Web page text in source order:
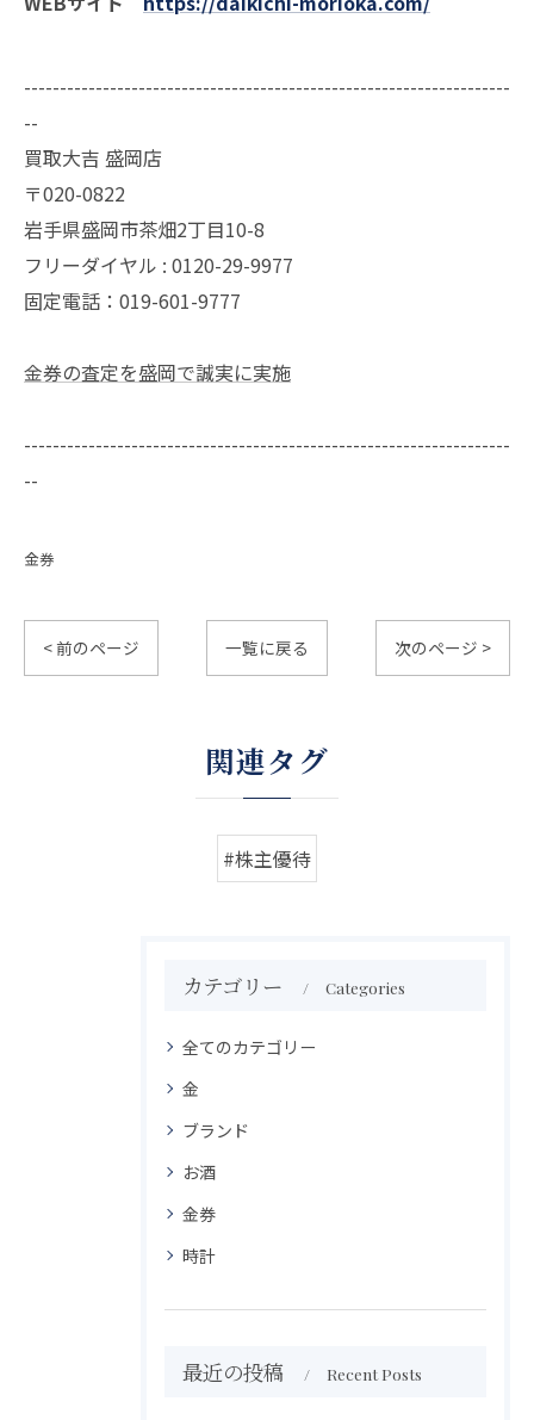
--------------------------------------------------------------------
--
買取大吉 盛岡店
〒020-0822
岩手県盛岡市茶畑2丁目10-8
フリーダイヤル : 0120-29-9977
固定電話：019-601-9777
金券の査定を盛岡で誠実に実施
--------------------------------------------------------------------
--
金券
< 前のページ 一覧に戻る 次のページ >
関連タグ
#株主優待
カテゴリー Categories
全てのカテゴリー
金
ブランド
お酒
金券
時計
最近の投稿 Recent Posts